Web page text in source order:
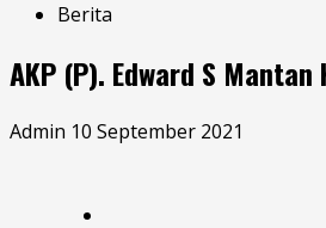
Berita
AKP (P). Edward S
Admin 10 September 2021